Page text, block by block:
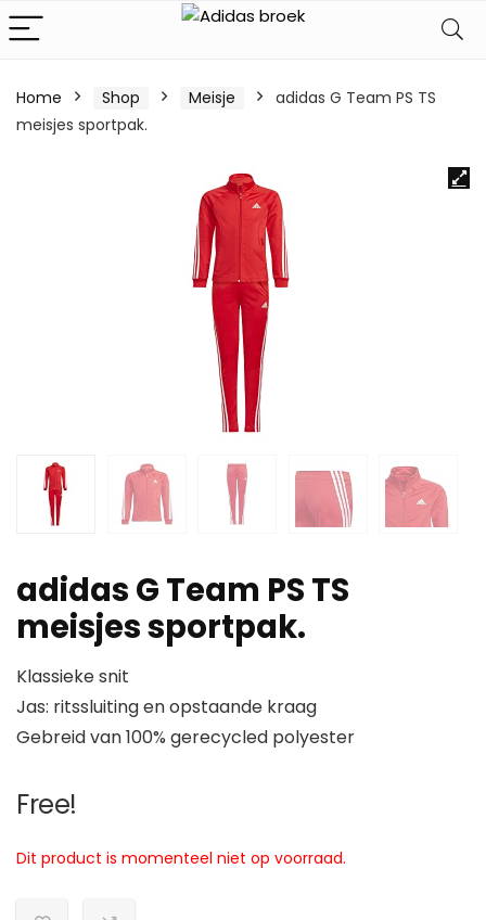
Home Shop Meisje
adidas G Team PS TS
meisjes sportpak.
adidas G Team PS TS
meisjes sportpak.
Klassieke snit
Jas: ritssluiting en opstaande kraag
Gebreid van 100% gerecycled polyester
Free!
Dit product is momenteel niet op voorraad.